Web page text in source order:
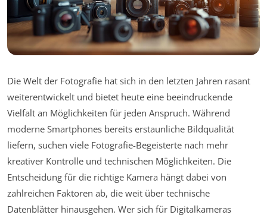
Die Welt der Fotografie hat sich in den letzten Jahren rasant
weiterentwickelt und bietet heute eine beeindruckende
Vielfalt an Möglichkeiten für jeden Anspruch. Während
moderne Smartphones bereits erstaunliche Bildqualität
liefern, suchen viele Fotografie-Begeisterte nach mehr
kreativer Kontrolle und technischen Möglichkeiten. Die
Entscheidung für die richtige Kamera hängt dabei von
zahlreichen Faktoren ab, die weit über technische
Datenblätter hinausgehen. Wer sich für Digitalkameras